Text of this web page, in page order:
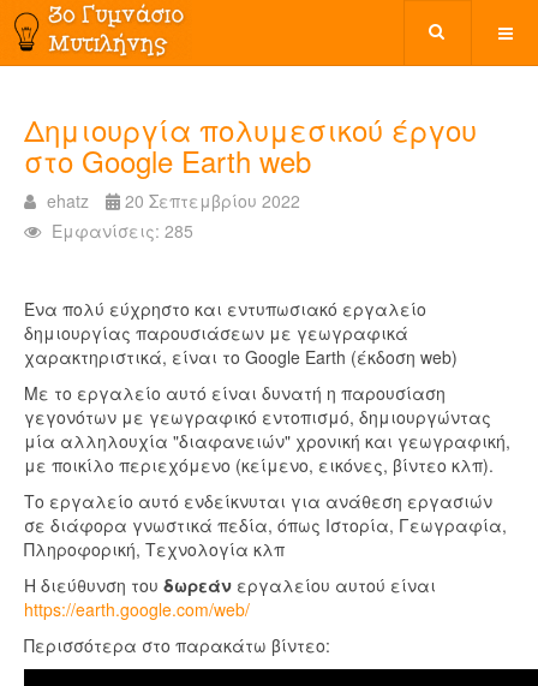
Δημιουργία πολυμεσικού έργου
στο Google Earth web
ehatz
20 Σεπτεμβρίου 2022
Εμφανίσεις: 285
Ένα πολύ εύχρηστο και εντυπωσιακό εργαλείο
δημιουργίας παρουσιάσεων με γεωγραφικά
χαρακτηριστικά, είναι το Google Earth (έκδοση web)
Με το εργαλείο αυτό είναι δυνατή η παρουσίαση
γεγονότων με γεωγραφικό εντοπισμό, δημιουργώντας
μία αλληλουχία "διαφανειών" χρονική και γεωγραφική,
με ποικίλο περιεχόμενο (κείμενο, εικόνες, βίντεο κλπ).
Το εργαλείο αυτό ενδείκνυται για ανάθεση εργασιών
σε διάφορα γνωστικά πεδία, όπως Ιστορία, Γεωγραφία,
Πληροφορική, Τεχνολογία κλπ
Η διεύθυνση του δωρεάν εργαλείου αυτού είναι
https://earth.google.com/web/
Περισσότερα στο παρακάτω βίντεο: